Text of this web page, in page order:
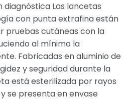
Las lancetas
con punta extrafina están
pruebas cutáneas con la
al mínimo la
Fabricadas en aluminio de
y seguridad durante la
está esterilizada por rayos
se presenta en envase